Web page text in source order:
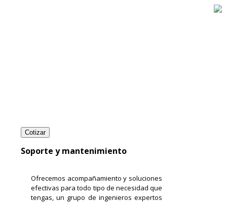
Soporte y mantenimiento
Ofrecemos acompañamiento y soluciones
efectivas para todo tipo de necesidad que
tengas, un grupo de ingenieros expertos